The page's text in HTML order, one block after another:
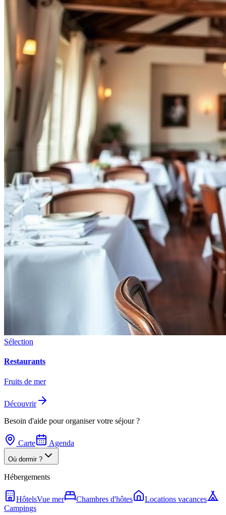
Sélection
Restaurants
Fruits de mer
Découvrir
Besoin d'aide pour organiser votre séjour ?
Carte Agenda
Où dormir ?
Hébergements
HôtelsVue mer Chambres d'hôtes
Locations vacances
Campings